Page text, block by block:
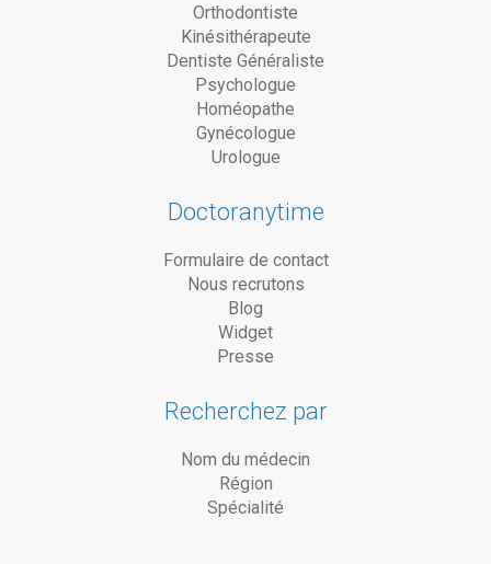
Orthodontiste
Kinésithérapeute
Dentiste Généraliste
Psychologue
Homéopathe
Gynécologue
Urologue
Doctoranytime
Formulaire de contact
Nous recrutons
Blog
Widget
Presse
Recherchez par
Nom du médecin
Région
Spécialité